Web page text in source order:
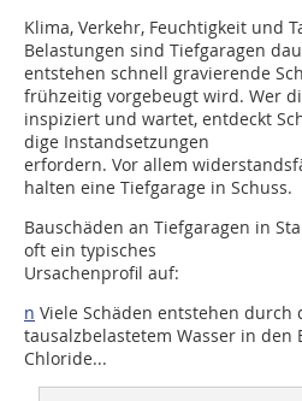
Klima, Verkehr, Feuchtigkeit und
Belastungen sind Tiefgaragen
entstehen schnell gravierende
frühzeitig vorgebeugt wird. Wer
inspiziert und wartet, entdeckt
dige Instandsetzungen
erfordern. Vor allem
halten eine Tiefgarage in Schuss.
Bauschäden an Tiefgaragen in
oft ein typisches
Ursachenprofil auf:
n Viele Schäden entstehen durch
tausalz­belastetem Wasser in den
Chloride...